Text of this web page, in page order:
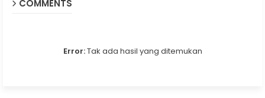
COMMENTS
Error:Tak ada hasil yang ditemukan